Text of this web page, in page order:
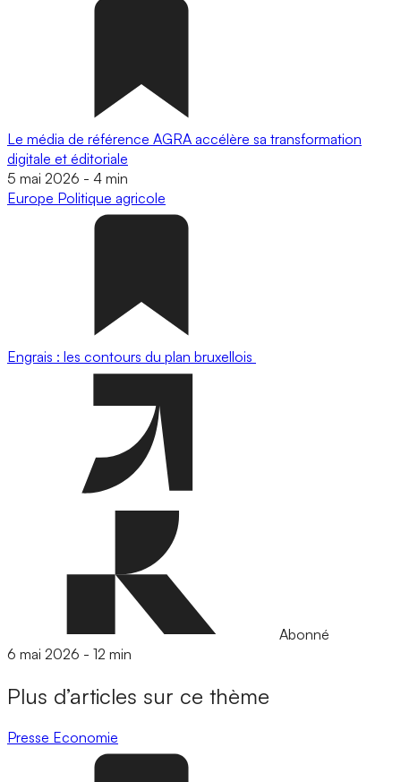
Le média de référence AGRA accélère sa transformation
digitale et éditoriale
5 mai 2026 - 4 min
Europe Politique agricole
Engrais : les contours du plan bruxellois
Abonné
6 mai 2026 - 12 min
Plus d’articles sur ce thème
Presse Economie